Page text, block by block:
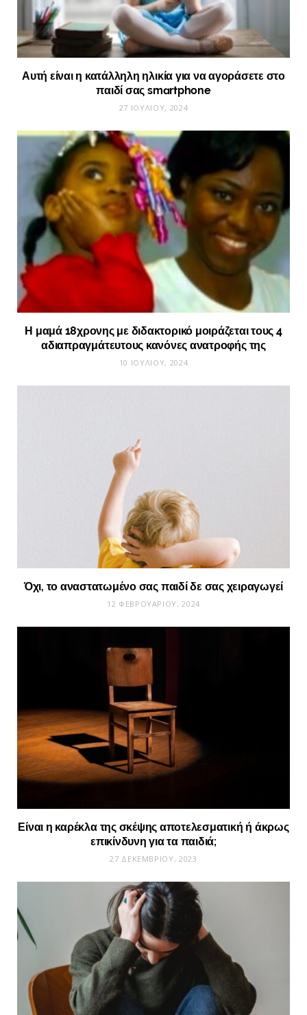
Αυτή είναι η κατάλληλη ηλικία για να αγοράσετε στο
παιδί σας smartphone
27 ΙΟΥΛΊΟΥ, 2024
Η μαμά 18χρονης με διδακτορικό μοιράζεται τους 4
αδιαπραγμάτευτους κανόνες ανατροφής της
10 ΙΟΥΛΊΟΥ, 2024
Όχι, το αναστατωμένο σας παιδί δε σας χειραγωγεί
12 ΦΕΒΡΟΥΑΡΊΟΥ, 2024
Είναι η καρέκλα της σκέψης αποτελεσματική ή άκρως
επικίνδυνη για τα παιδιά;
27 ΔΕΚΕΜΒΡΊΟΥ, 2023